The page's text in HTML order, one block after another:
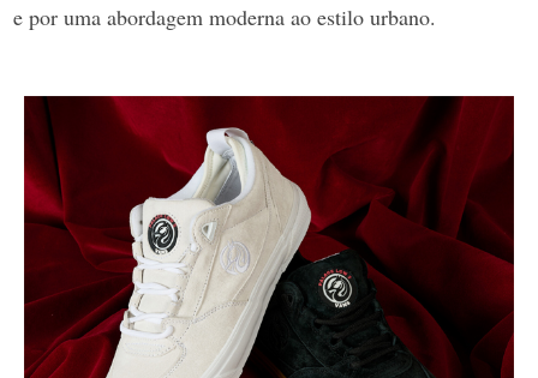
e por uma abordagem moderna ao estilo urbano.